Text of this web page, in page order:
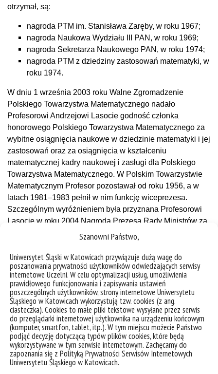
Szanowni Państwo,
Uniwersytet Śląski w Katowicach przywiązuje dużą wagę do
poszanowania prywatności użytkowników odwiedzających serwisy
internetowe Uczelni. W celu optymalizacji usług, umożliwienia
prawidłowego funkcjonowania i zapisywania ustawień
poszczególnych użytkowników, strony internetowe Uniwersytetu
Śląskiego w Katowicach wykorzystują tzw. cookies (z ang.
ciasteczka). Cookies to małe pliki tekstowe wysyłane przez serwis
do przeglądarki internetowej użytkownika na urządzeniu końcowym
(komputer, smartfon, tablet, itp.). W tym miejscu możecie Państwo
podjąć decyzję dotyczącą typów plików cookies, które będą
wykorzystywane w tym serwisie internetowym. Zachęcamy do
zapoznania się z Polityką Prywatności Serwisów Internetowych
Uniwersytetu Śląskiego w Katowicach.
otrzymał, są:
nagroda PTM im. Stanisława Zaręby, w roku 1967;
nagroda Naukowa Wydziału III PAN, w roku 1969;
nagroda Sekretarza Naukowego PAN, w roku 1974;
nagroda PTM z dziedziny zastosowań matematyki, w
roku 1974.
W dniu 1 września 2003 roku Walne Zgromadzenie
Polskiego Towarzystwa Matematycznego nadało
Profesorowi Andrzejowi Lasocie godność członka
honorowego Polskiego Towarzystwa Matematycznego za
wybitne osiągnięcia naukowe w dziedzinie matematyki i jej
zastosowań oraz za osiągnięcia w kształceniu
matematycznej kadry naukowej i zasługi dla Polskiego
Towarzystwa Matematycznego. W Polskim Towarzystwie
Matematycznym Profesor pozostawał od roku 1956, a w
latach 1981–1983 pełnił w nim funkcję wiceprezesa.
Szczególnym wyróżnieniem była przyznana Profesorowi
Lasocie w roku 2004 Nagroda Prezesa Rady Ministrów za
wybitny dorobek naukowy.
Profesor był uczonym niezwykle inspirującym dla
otoczenia, stąd w jego dorobku liczne prace
współautorskie. Niektóre z nich mają charakter
interdyscyplinarny. Spektakularnym przykładem tego
rodzaju osiągnięć jest, wyróżniona w 1977 roku nagrodą
naukową Wydziału Nauk Medycznych PAN, seria prac
napisanych z docent Marią Ważewską-Czyżewską
dotyczących modelu matematycznego procesu reprodukcji
krwinek. Wyniki te były wykorzystane przez Marię
Ważewską-Czyżewską w praktyce klinicznej, przy leczeniu
pewnych typów anemii polekowej. D